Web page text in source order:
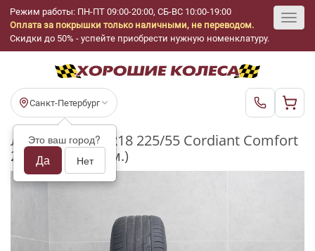
Режим работы: ПН-ПТ 09:00-20:00, СБ-ВС 10:00-19:00
Оплата за покрышки только наличными, не переводом.
Скидки до 50% - успейте приобрести нужную номенклатуру.
Санкт-Петербург
Это ваш город?
Да Нет
Летние шины R18 225/55 Cordiant Comfort
2 PS-6 бу (3-4 мм.)